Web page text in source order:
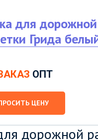
для дорожной
Грида
ОПТ
ЦЕНУ
дорожной